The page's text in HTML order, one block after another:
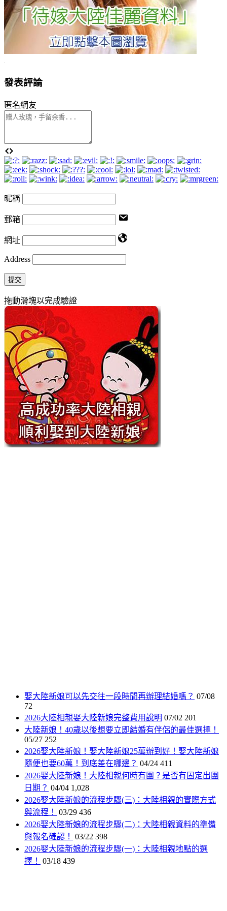
發表評論
匿名網友
昵稱
郵箱
網址
Address
提交
拖動滑塊以完成驗證
娶大陸新娘可以先交往一段時間再辦理結婚嗎？ 07/08
72
2026大陸相親娶大陸新娘完整費用說明 07/02 201
大陸新娘！40歲以後想要立即結婚有伴侶的最佳選擇！
05/27 252
2026娶大陸新娘！娶大陸新娘25萬辦到好！娶大陸新娘
隨便也要60萬！到底差在哪邊？ 04/24 411
2026娶大陸新娘！大陸相親何時有團？是否有固定出團
日期？ 04/04 1,028
2026娶大陸新娘的流程步驟(三)：大陸相親的實際方式
與流程！
03/29 436
2026娶大陸新娘的流程步驟(二)：大陸相親資料的準備
與報名確認！
03/22 398
2026娶大陸新娘的流程步驟(一)：大陸相親地點的選
擇！
03/18 439